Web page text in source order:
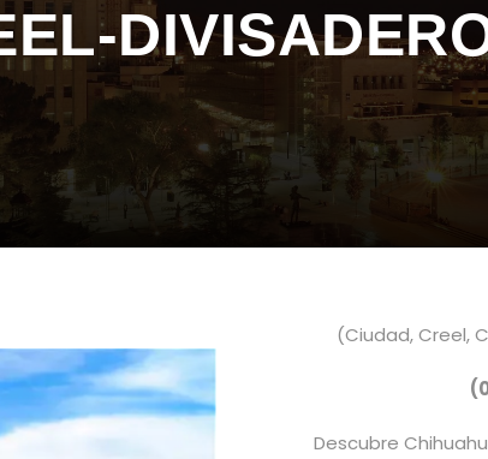
(Ciudad, Creel,
Descubre